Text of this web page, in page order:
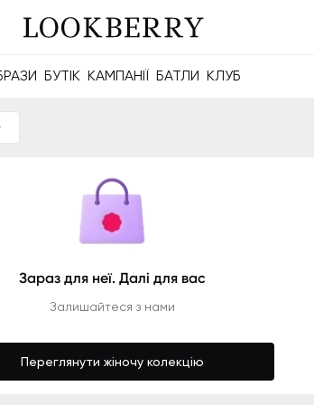
БУТІК КАМПАНІЇ БАТЛИ КЛУБ
Зараз для неї. Далі для вас
Залишайтеся з нами
Переглянути жіночу колекцію